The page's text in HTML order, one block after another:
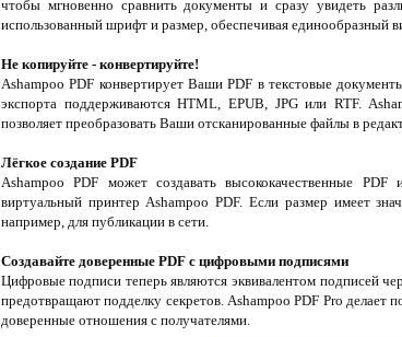
чтобы мгновенно сравнить документы и сразу увидеть
использованный шрифт и размер, обеспечивая единообразный
Не копируйте - конвертируйте!
Ashampoo PDF конвертирует Ваши PDF в текстовые
экспорта поддерживаются HTML, EPUB, JPG или RTF.
позволяет преобразовать Ваши отсканированные файлы в
Лёгкое создание PDF
Ashampoo PDF может создавать высококачественные
виртуальный принтер Ashampoo PDF. Если размер имеет
например, для публикации в сети.
Создавайте доверенные PDF с цифровыми подписями
Цифровые подписи теперь являются эквивалентом подписей
предотвращают подделку секретов. Ashampoo PDF Pro делает
доверенные отношения с получателями.